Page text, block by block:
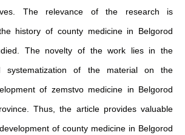
The relevance of the research is
history of county medicine in Belgorod
The novelty of the work lies in the
systematization of the material on the
of zemstvo medicine in Belgorod
Thus, the article provides valuable
of county medicine in Belgorod